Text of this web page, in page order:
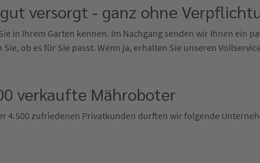
versorgt - ganz ohne
in Ihrem Garten kennen. Im Nachgang senden wir Ihnen ein
Sie, ob es für Sie passt. Wenn ja, erhalten Sie unseren
verkaufte Mähroboter
4.500 zufriedenen Privatkunden durften wir folgende